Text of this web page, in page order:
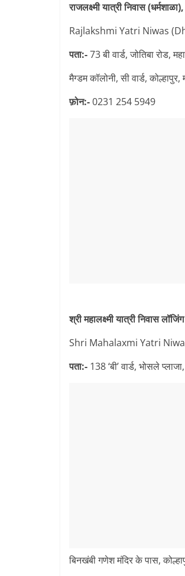
राजलक्ष्मी यात्री निवास
Rajlakshmi Yatri Niwas
पता:-73 बी वार्ड, जोतिबा रोड,
मैग्डम कॉलोनी, सी वार्ड,
फ़ोन:-0231 254 5949
श्री महालक्ष्मी यात्री निवास
Shri Mahalaxmi Yatri
पता:- 138 ‘बी’ वार्ड, भोसले
बिनखंबी गणेश मंदिर के पास,